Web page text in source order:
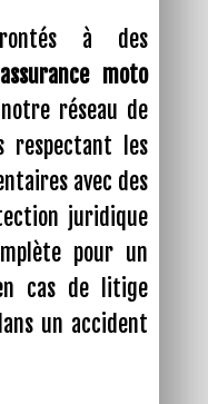
à des
assurance moto
réseau de
respectant les
avec des
juridique
pour un
cas de litige
un accident